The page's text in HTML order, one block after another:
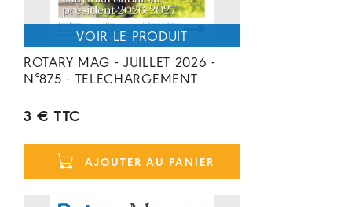
ROTARY MAG - JUILLET 2026 -
N°875 - TELECHARGEMENT
3 € TTC
AJOUTER AU PANIER